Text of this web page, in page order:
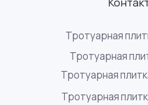
Тротуарная
Тротуарная
Тротуарная
Тротуарная